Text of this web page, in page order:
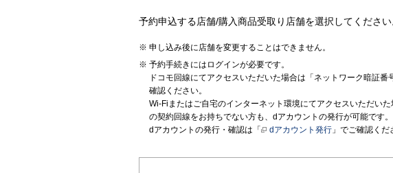
予約申込する店舗/購入商品受取り店舗を選択してください
申し込み後に店舗を変更することはできません。
予約手続きにはログインが必要です。
ドコモ回線にてアクセスいただいた場合は「ネットワーク暗証
確認ください。
Wi-Fiまたはご自宅のインターネット環境にてアクセスいただい
の契約回線をお持ちでない方も、dアカウントの発行が可能です。
dアカウントの発行・確認は「
dアカウント発行 」でご確認くだ